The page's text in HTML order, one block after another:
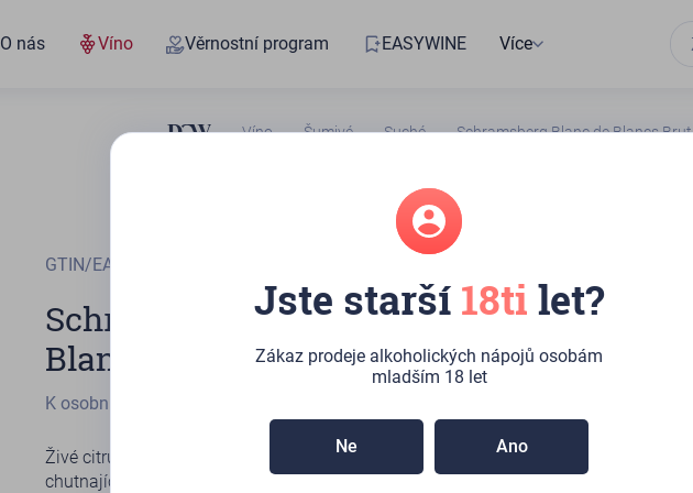
O nás Víno Věrnostní program EASYWINE Více
Víno Šumivé Suché Schramsberg Blanc de Blancs Brut
GTIN/EAN
Schramsberg Blanc de
Blancs Brut
K osobnímu odběru:
Živé citrusové příchutě jsou v tomto elegantním, vyváženém a bohatě
chutnajícím víně příjemně temperovány odstíny mandlí a chlebového těsta.
Jste starší 18ti let?
Zákaz prodeje alkoholických nápojů osobám
mladším 18 let
Ne Ano